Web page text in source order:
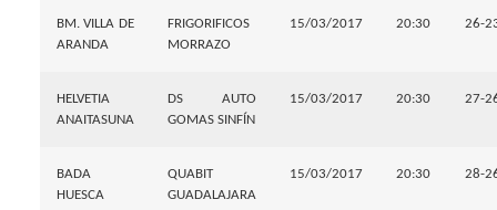
BM. VILLA DE
ARANDA
FRIGORIFICOS
MORRAZO
15/03/2017 20:30 26-
HELVETIA
ANAITASUNA
DS AUTO
GOMAS SINFÍN
15/03/2017 20:30 27-
BADA
HUESCA
QUABIT
GUADALAJARA
15/03/2017 20:30 28-